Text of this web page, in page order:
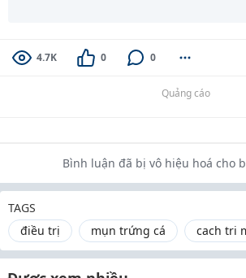
4.7K 0 0
Quảng cáo
Bình luận đã bị vô hiệu hoá cho
TAGS
điều trị
mụn trứng cá cach tri